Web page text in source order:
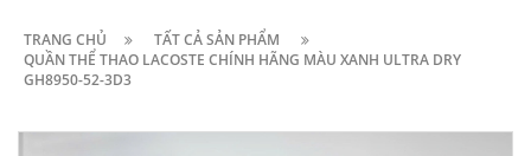
TRANG CHỦ
TẤT CẢ SẢN PHẨM
QUẦN THỂ THAO LACOSTE CHÍNH HÃNG MÀU XANH ULTRA DRY
GH8950-52-3D3